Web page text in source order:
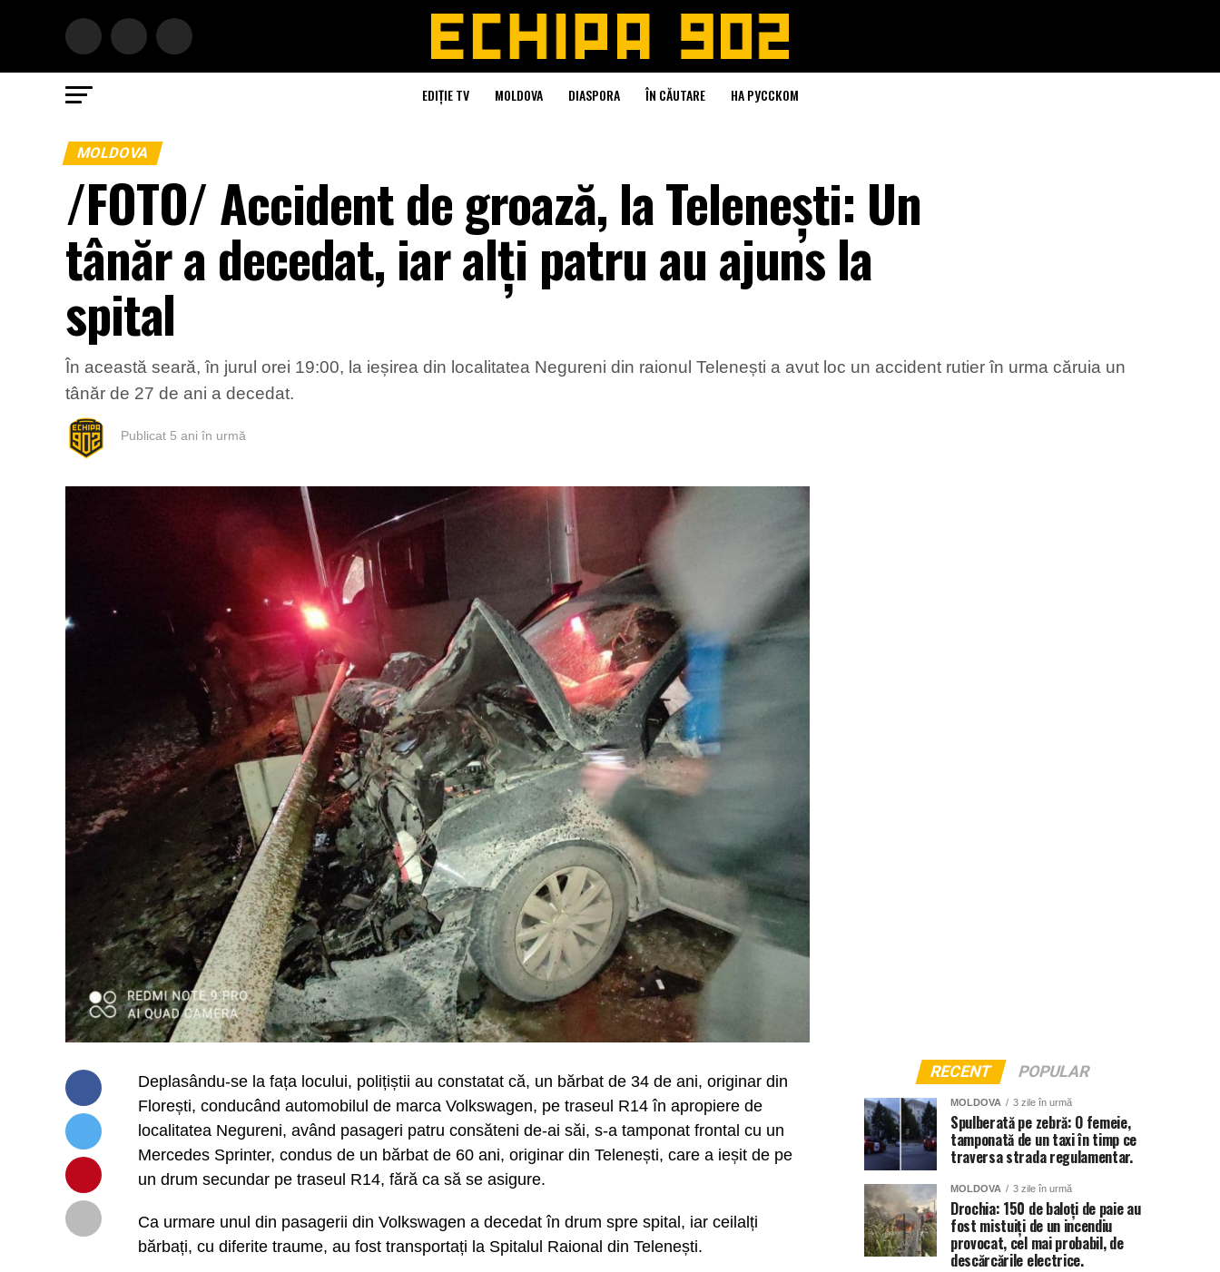
EDIȚIE TV MOLDOVA DIASPORA ÎN CĂUTARE НА РУССКОМ
MOLDOVA
/FOTO/ Accident de groază, la Telenești: Un
tânăr a decedat, iar alți patru au ajuns la
spital
În această seară, în jurul orei 19:00, la ieșirea din localitatea Negureni din raionul Telenești a avut loc un accident rutier în urma căruia un
tânăr de 27 de ani a decedat.
Publicat 5 ani în urmă
Deplasându-se la fața locului, polițiștii au constatat că, un bărbat de 34 de ani, originar din
Florești, conducând automobilul de marca Volkswagen, pe traseul R14 în apropiere de
localitatea Negureni, având pasageri patru consăteni de-ai săi, s-a tamponat frontal cu un
Mercedes Sprinter, condus de un bărbat de 60 ani, originar din Telenești, care a ieșit de pe
un drum secundar pe traseul R14, fără ca să se asigure.
Ca urmare unul din pasagerii din Volkswagen a decedat în drum spre spital, iar ceilalți
bărbați, cu diferite traume, au fost transportați la Spitalul Raional din Telenești.
RECENT POPULAR
MOLDOVA 3 zile în urmă
Spulberată pe zebră: O femeie,
tamponată de un taxi în timp ce
traversa strada regulamentar.
MOLDOVA 3 zile în urmă
Drochia: 150 de baloți de paie au
fost mistuiți de un incendiu
provocat, cel mai probabil, de
descărcările electrice.